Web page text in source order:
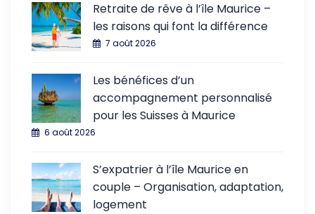
Retraite de rêve à l’île Maurice –
les raisons qui font la différence
7 août 2026
Les bénéfices d’un
accompagnement personnalisé
pour les Suisses à Maurice
6 août 2026
S’expatrier à l’île Maurice en
couple – Organisation, adaptation,
logement